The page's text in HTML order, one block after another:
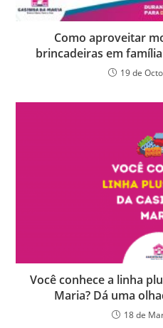
Como aproveitar
brincadeiras em
19 de
Você conhece a linha
Maria? Dá uma
18 de